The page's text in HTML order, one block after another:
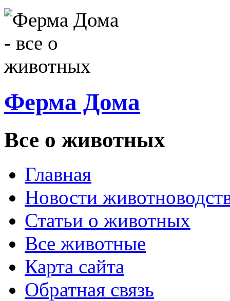
Ферма Дома
Все о животных
Главная
Новости
Статьи о животных
Все животные
Карта сайта
Обратная связь